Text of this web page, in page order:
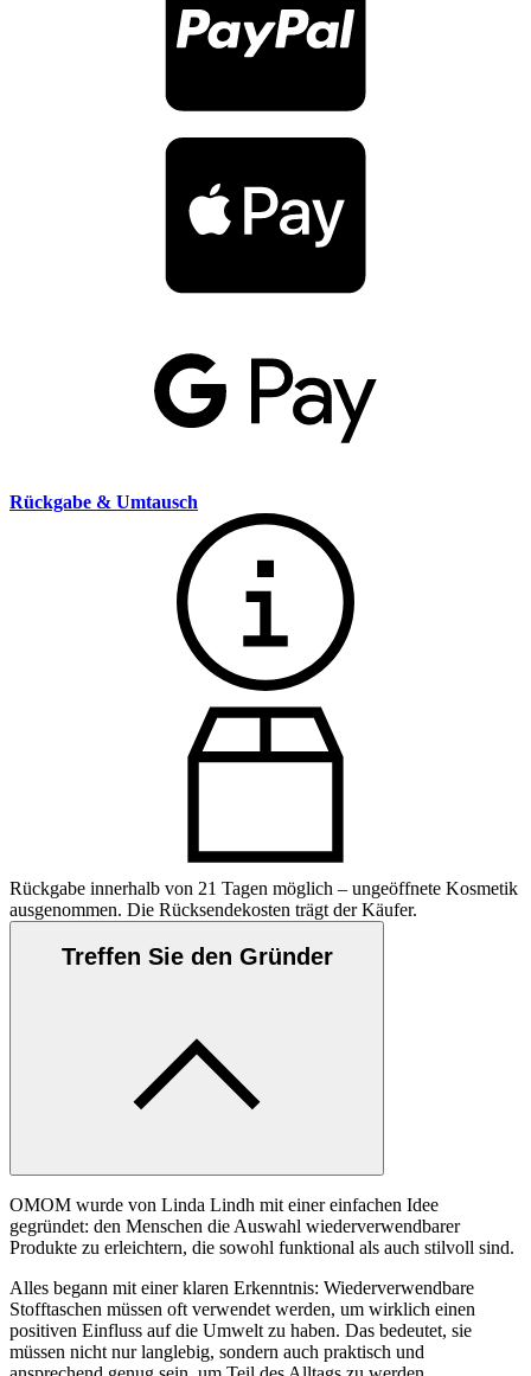
Rückgabe & Umtausch
Rückgabe innerhalb von 21 Tagen möglich – ungeöffnete Kosmetik
ausgenommen. Die Rücksendekosten trägt der Käufer.
Treffen Sie den Gründer
OMOM wurde von Linda Lindh mit einer einfachen Idee
gegründet: den Menschen die Auswahl wiederverwendbarer
Produkte zu erleichtern, die sowohl funktional als auch stilvoll sind.
Alles begann mit einer klaren Erkenntnis: Wiederverwendbare
Stofftaschen müssen oft verwendet werden, um wirklich einen
positiven Einfluss auf die Umwelt zu haben. Das bedeutet, sie
müssen nicht nur langlebig, sondern auch praktisch und